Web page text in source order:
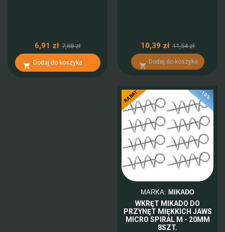
6,91 zł 7,68 zł
 Dodaj do koszyka
10,39 zł 11,54 zł

Dodaj do koszyka
-10%
RABAT
MARKA: MIKADO
WKRĘT MIKADO DO
PRZYNĘT MIĘKKICH JAWS
MICRO SPIRAL M - 20MM
8SZT.